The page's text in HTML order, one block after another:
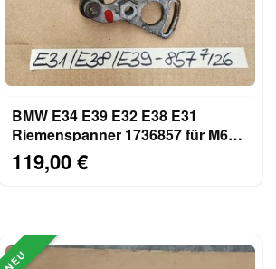
BMW E34 E39 E32 E38 E31
Riemenspanner 1736857 für M60
M62 M73 Motor + Spannrolle
119,00 €
NEU